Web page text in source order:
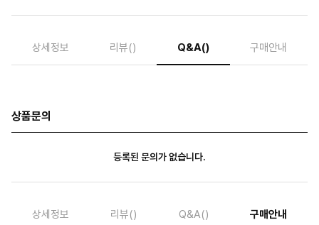
상세정보 리뷰() Q&A() 구매안내
상품문의
등록된 문의가 없습니다.
상세정보 리뷰() Q&A() 구매안내